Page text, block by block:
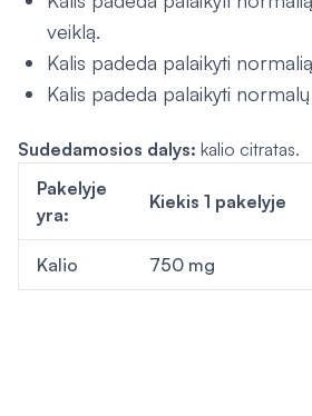
veiklą.
Kalis padeda palaikyti
Kalis padeda palaikyti
Sudedamosios dalys: kalio citratas.
Pakelyje
yra:
Kiekis 1 pakelyje
Kalio 750 mg